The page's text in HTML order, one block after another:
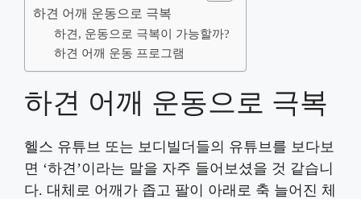
하견 어깨 운동으로 극복
하견, 운동으로 극복이 가능할까?
하견 어깨 운동 프로그램
하견 어깨 운동으로 극복
헬스 유튜브 또는 보디빌더들의 유튜브를 보다보
면 ‘하견’이라는 말을 자주 들어보셨을 것 같습니
다. 대체로 어깨가 좁고 팔이 아래로 축 늘어진 체